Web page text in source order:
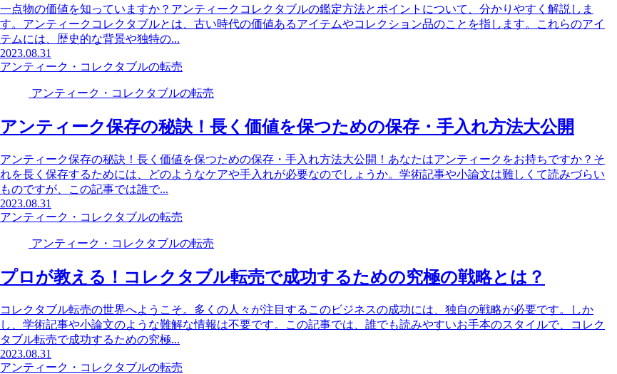
一点物の価値を知っていますか？アンティークコレクタブルの鑑定方法とポイントについて、分かりやすく解説しま
す。アンティークコレクタブルとは、古い時代の価値あるアイテムやコレクション品のことを指します。これらのアイ
テムには、歴史的な背景や独特の...
2023.08.31
アンティーク・コレクタブルの転売
アンティーク・コレクタブルの転売
アンティーク保存の秘訣！長く価値を保つための保存・手入れ方法大公開
アンティーク保存の秘訣！長く価値を保つための保存・手入れ方法大公開！あなたはアンティークをお持ちですか？そ
れを長く保存するためには、どのようなケアや手入れが必要なのでしょうか。学術記事や小論文は難しくて読みづらい
ものですが、この記事では誰で...
2023.08.31
アンティーク・コレクタブルの転売
アンティーク・コレクタブルの転売
プロが教える！コレクタブル転売で成功するための究極の戦略とは？
コレクタブル転売の世界へようこそ。多くの人々が注目するこのビジネスの成功には、独自の戦略が必要です。しか
し、学術記事や小論文のような難解な情報は不要です。この記事では、誰でも読みやすいお手本のスタイルで、コレク
タブル転売で成功するための究極...
2023.08.31
アンティーク・コレクタブルの転売